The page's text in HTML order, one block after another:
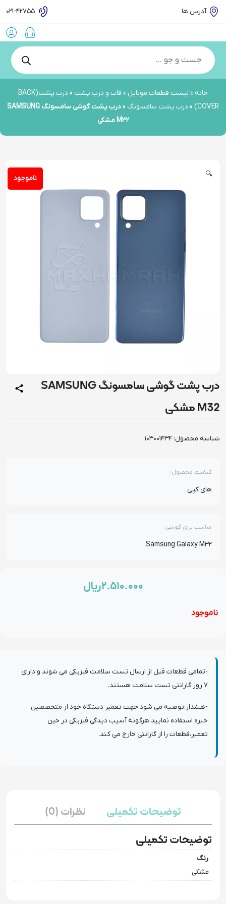
آدرس ها
Products
search
خانه » لیست قطعات موبایل » قاب و درب پشت »
درب پشت(BACK
COVER)
» درب پشت سامسونگ »
درب پشت گوشی سامسونگ SAMSUNG
M32 مشکی
ناموجود 🔍
درب پشت گوشی سامسونگ SAMSUNG
M32 مشکی
شناسه محصول: 103001434
کیفیت محصول:
های کپی
مناسب برای گوشی:
Samsung Galaxy M32
۲.۵۱۰.۰۰۰ریال
ناموجود
-تمامی قطعات قبل از ارسال تست سلامت فیزیکی می شوند و دارای
7 روز گارانتی تست سلامت هستند.
-هشدار:توصیه می شود جهت تعمیر دستگاه خود از متخصصین
خبره استفاده نمایید.هرگونه آسیب دیدگی فیزیکی در حین
تعمیر،قطعات را از گارانتی خارج می کند.
توضیحات تکمیلی نظرات (0)
توضیحات تکمیلی
رنگ
مشکی